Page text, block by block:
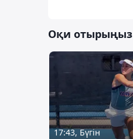
Оқи отырыңыз
17:43, Бүгін